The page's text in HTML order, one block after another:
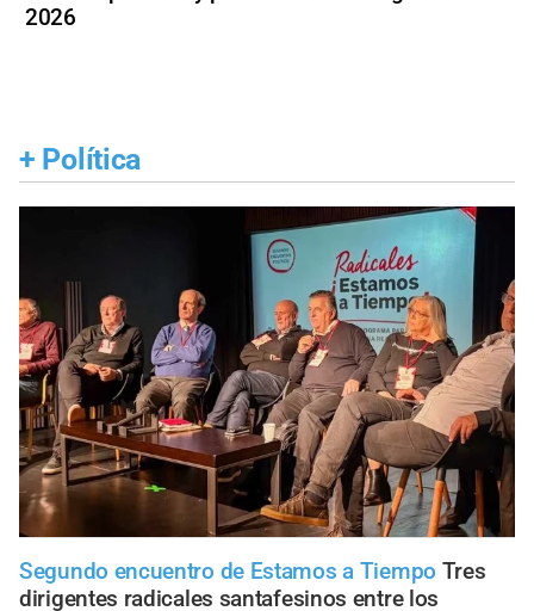
2026
+ Política
Segundo encuentro de Estamos a Tiempo Tres
dirigentes radicales santafesinos entre los